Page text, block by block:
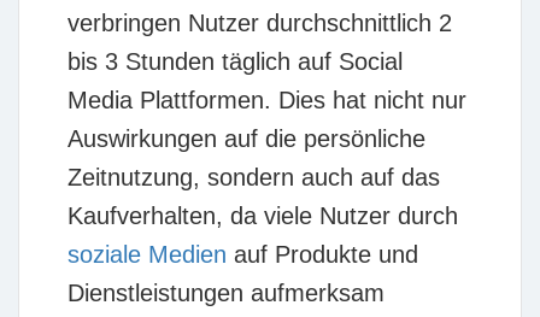
verbringen Nutzer durchschnittlich 2
bis 3 Stunden täglich auf Social
Media Plattformen. Dies hat nicht nur
Auswirkungen auf die persönliche
Zeitnutzung, sondern auch auf das
Kaufverhalten, da viele Nutzer durch
soziale Medien auf Produkte und
Dienstleistungen aufmerksam